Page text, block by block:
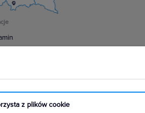
z plików cookie